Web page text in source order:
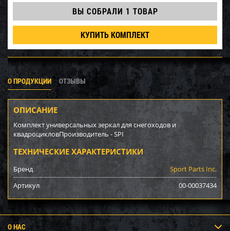
ВЫ СОБРАЛИ 1 ТОВАР
КУПИТЬ КОМПЛЕКТ
О ПРОДУКЦИИ ОТЗЫВЫ
ОПИСАНИЕ
Комплект универсальных зеркал для снегоходов и
квадроцикловПроизводитель - SPI
ТЕХНИЧЕСКИЕ ХАРАКТЕРИСТИКИ
Бренд
Sport Parts Inc.
Артикул
00-00037434
О НАС